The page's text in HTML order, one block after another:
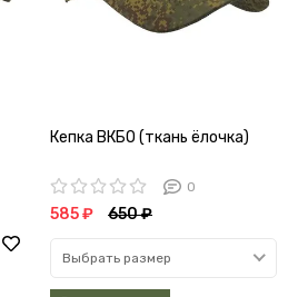
Кепка ВКБО (ткань ёлочка)
0
585 ₽ 650 ₽
Выбрать размер